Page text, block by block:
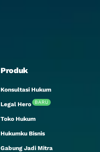
Produk
Konsultasi Hukum
Legal Hero BARU
Toko Hukum
Hukumku Bisnis
Gabung Jadi Mitra